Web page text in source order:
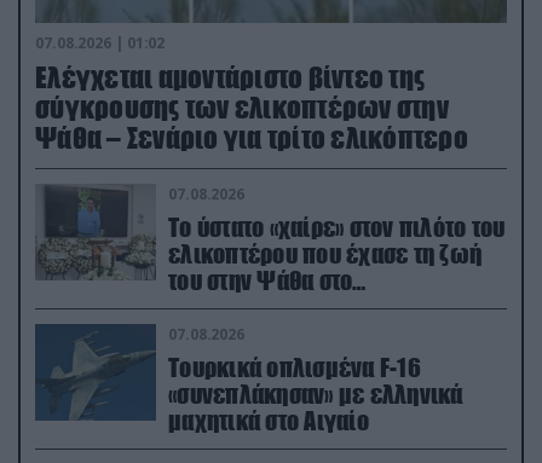
07.08.2026 | 01:02
Ελέγχεται αμοντάριστο βίντεο της
σύγκρουσης των ελικοπτέρων στην
Ψάθα – Σενάριο για τρίτο ελικόπτερο
07.08.2026
Το ύστατο «χαίρε» στον πιλότο του
ελικοπτέρου που έχασε τη ζωή
του στην Ψάθα στο
αποτεφρωτήριο Ριτσώνας
07.08.2026
Τουρκικά οπλισμένα F-16
«συνεπλάκησαν» με ελληνικά
μαχητικά στο Αιγαίο